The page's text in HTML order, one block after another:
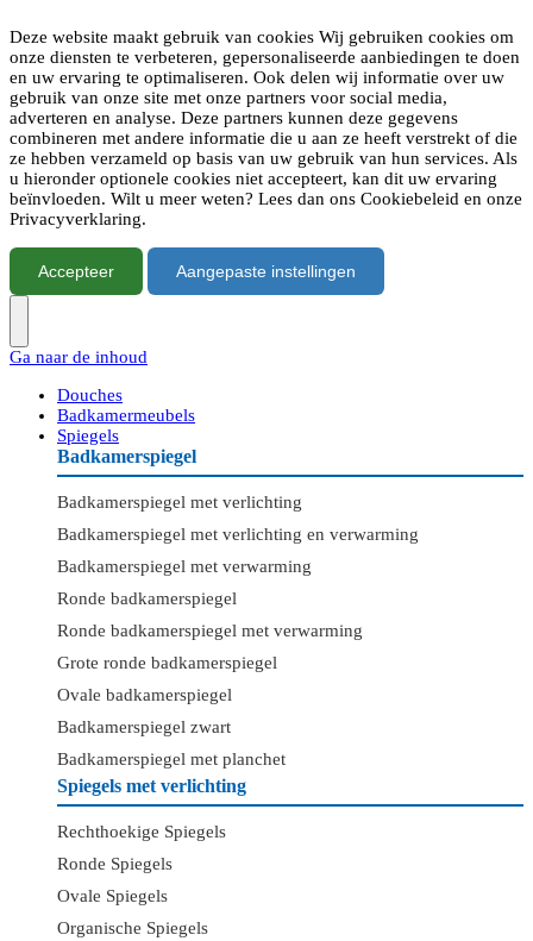
Deze website maakt gebruik van cookies Wij gebruiken cookies om
onze diensten te verbeteren, gepersonaliseerde aanbiedingen te doen
en uw ervaring te optimaliseren. Ook delen wij informatie over uw
gebruik van onze site met onze partners voor social media,
adverteren en analyse. Deze partners kunnen deze gegevens
combineren met andere informatie die u aan ze heeft verstrekt of die
ze hebben verzameld op basis van uw gebruik van hun services. Als
u hieronder optionele cookies niet accepteert, kan dit uw ervaring
beïnvloeden. Wilt u meer weten? Lees dan ons Cookiebeleid en onze
Privacyverklaring.
Accepteer Aangepaste instellingen
Ga naar de inhoud
Douches
Badkamermeubels
Spiegels
Badkamerspiegel
Badkamerspiegel met verlichting
Badkamerspiegel met verlichting en verwarming
Badkamerspiegel met verwarming
Ronde badkamerspiegel
Ronde badkamerspiegel met verwarming
Grote ronde badkamerspiegel
Ovale badkamerspiegel
Badkamerspiegel zwart
Badkamerspiegel met planchet
Spiegels met verlichting
Rechthoekige Spiegels
Ronde Spiegels
Ovale Spiegels
Organische Spiegels